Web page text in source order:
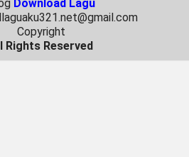
Download Lagu
Copyright
Rights Reserved